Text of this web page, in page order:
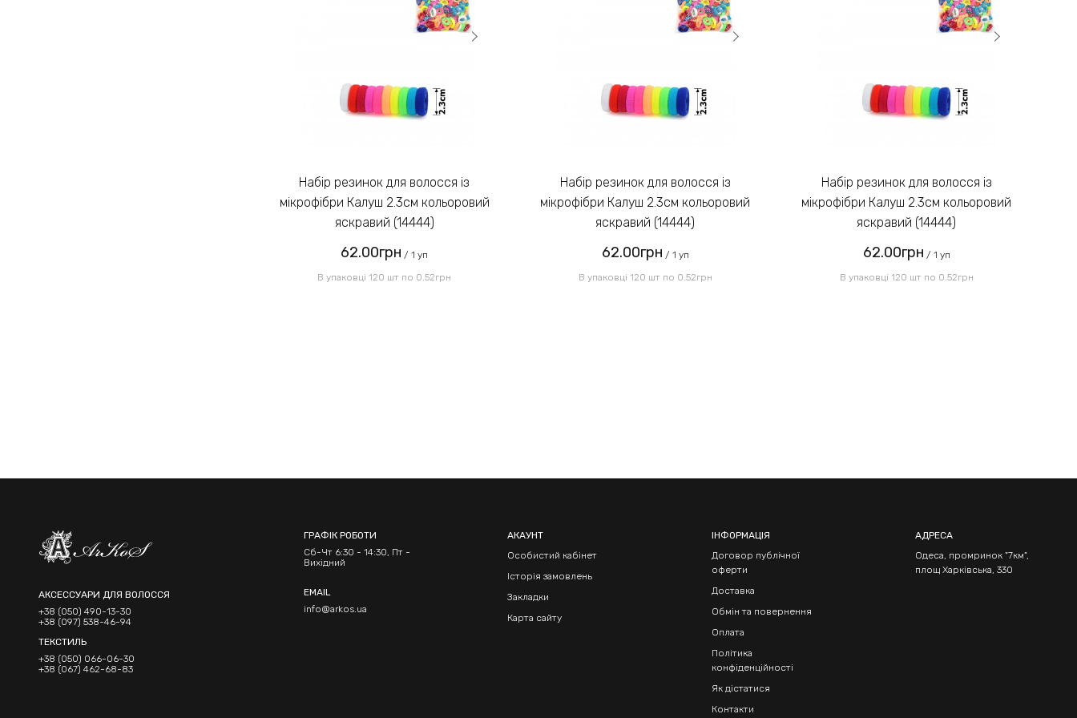
Замовлення післяплатою не
Надіслати
Набір резинок для волосся із
мікрофібри Калуш 2.3см кольоровий
яскравий (14444)
62.00грн / 1 уп
В упаковці 120 шт по 0.52грн
Набір резинок для волосся із
мікрофібри Калуш 2.3см кольоровий
яскравий (14444)
62.00грн / 1 уп
В упаковці 120 шт по 0.52грн
Набір резинок для волосся із
мікрофібри Калуш 2.3см кольоровий
яскравий (14444)
62.00грн / 1 уп
В упаковці 120 шт по 0.52грн
АКСЕССУАРИ ДЛЯ ВОЛОССЯ
+38 (050) 490-13-30
+38 (097) 538-46-94
ТЕКСТИЛЬ
+38 (050) 066-06-30
+38 (067) 462-68-83
ГРАФІК РОБОТИ
Сб-Чт 6:30 - 14:30, Пт -
Вихідний
EMAIL
info@arkos.ua
АКАУНТ
Особистий кабінет
Історія замовлень
Закладки
Карта сайту
ІНФОРМАЦІЯ
Договор публічної
оферти
Доставка
Обмін та повернення
Оплата
Політика
конфіденційності
Як дістатися
Контакти
АДРЕСА
Одеса, промринок "7км",
площ Харківська, 330